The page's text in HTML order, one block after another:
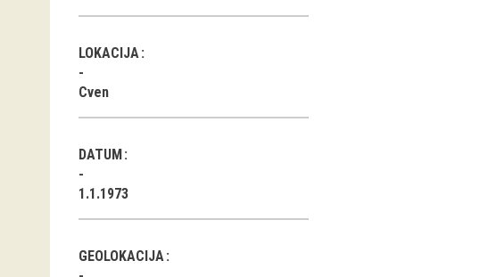
LOKACIJA
Cven
DATUM
1.1.1973
GEOLOKACIJA